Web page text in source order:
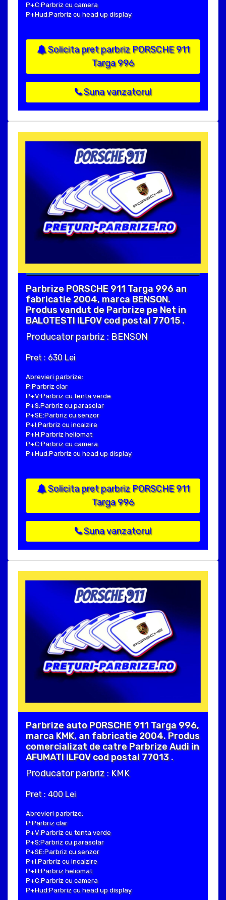
P+C:Parbriz cu camera
P+Hud:Parbriz cu head up display
Solicita pret parbriz PORSCHE 911
Targa 996
Suna vanzatorul
Parbrize PORSCHE 911 Targa 996 an
fabricatie 2004, marca BENSON.
Produs vandut de Parbrize pe Net in
BALOTESTI ILFOV cod postal 77015 .
Producator parbriz : BENSON
Pret : 630 Lei
Abrevieri parbrize:
P:Parbriz clar
P+V:Parbriz cu tenta verde
P+S:Parbriz cu parasolar
P+SE:Parbriz cu senzor
P+I:Parbriz cu incalzire
P+H:Parbriz heliomat
P+C:Parbriz cu camera
P+Hud:Parbriz cu head up display
Solicita pret parbriz PORSCHE 911
Targa 996
Suna vanzatorul
Parbrize auto PORSCHE 911 Targa 996,
marca KMK, an fabricatie 2004. Produs
comercializat de catre Parbrize Audi in
AFUMATI ILFOV cod postal 77013 .
Producator parbriz : KMK
Pret : 400 Lei
Abrevieri parbrize:
P:Parbriz clar
P+V:Parbriz cu tenta verde
P+S:Parbriz cu parasolar
P+SE:Parbriz cu senzor
P+I:Parbriz cu incalzire
P+H:Parbriz heliomat
P+C:Parbriz cu camera
P+Hud:Parbriz cu head up display